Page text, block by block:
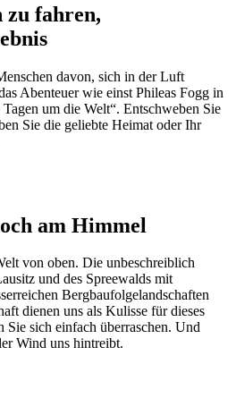
fahren,
davon, sich in der Luft
Abenteuer wie einst Phileas Fogg in
Tagen um die Welt“. Entschweben Sie
Sie die geliebte Heimat oder Ihr
am Himmel
von oben. Die unbeschreiblich
und des Spreewalds mit
Bergbaufolgelandschaften
dienen uns als Kulisse für dieses
Sie sich einfach überraschen. Und
Wind uns hintreibt.